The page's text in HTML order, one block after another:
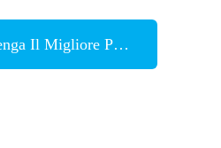
Il Migliore Prezzo